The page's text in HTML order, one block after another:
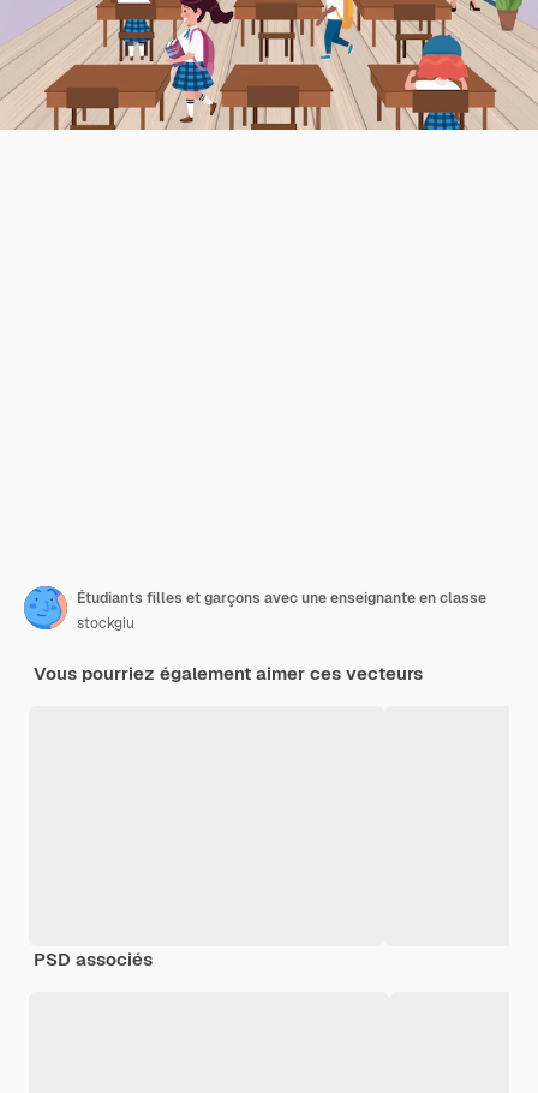
Étudiants filles et garçons avec une enseignante en classe
stockgiu
Vous pourriez également aimer ces vecteurs
PSD associés